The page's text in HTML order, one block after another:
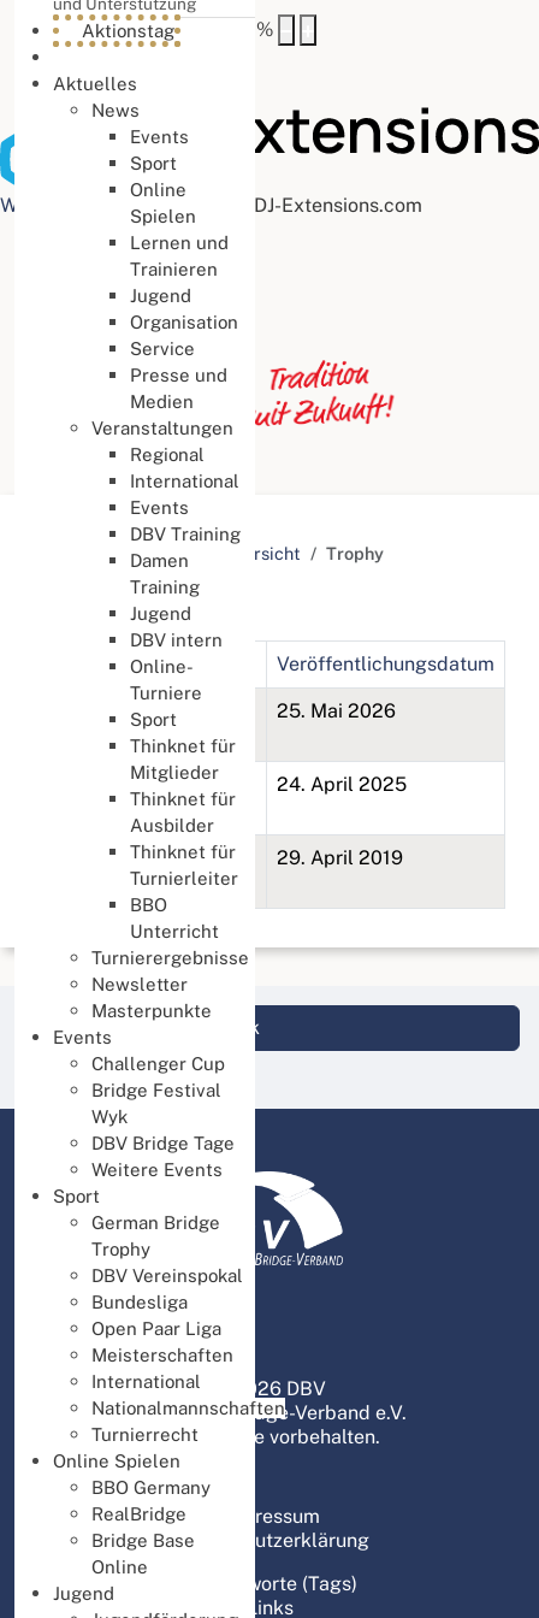
Buchstabenabstand
%
Web Accessibility plugin by DJ-Extensions.com
Aktionstag
Aktuelles
News
Events
Sport
Online
Spielen
Lernen und
Trainieren
Jugend
Organisation
Service
Presse und
Medien
Veranstaltungen
Regional
International
Events
DBV Training
Damen
Training
Jugend
DBV intern
Online-
Turniere
Sport
Thinknet für
Mitglieder
Thinknet für
Ausbilder
Thinknet für
Turnierleiter
BBO
Unterricht
Turnierergebnisse
Newsletter
Masterpunkte
Events
Challenger Cup
Bridge Festival
Wyk
DBV Bridge Tage
Weitere Events
Sport
German Bridge
Trophy
DBV Vereinspokal
Bundesliga
Open Paar Liga
Meisterschaften
International
Nationalmannschaften
Turnierrecht
Online Spielen
BBO Germany
RealBridge
Bridge Base
Online
Jugend
Aktuelle Seite: Startseite
Schlagworte / Tags Übersicht
Trophy
Trophy
Veröffentlichungsdatum
12. German Bridge
Trophy 2026
25. Mai 2026
11. German Bridge
Trophy 2025
24. April 2025
10. German Bridge
Trophy 2019
29. April 2019
Login DBV Datenbank
© 2026 DBV
Deutscher Bridge-Verband e.V.
Alle Rechte vorbehalten.
Impressum
Datenschutzerklärung
Schlagworte (Tags)
Links